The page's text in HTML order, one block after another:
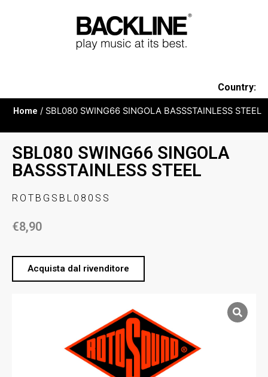
Country:
Home / SBL080 SWING66 SINGOLA BASSSTAINLESS STEEL
SBL080 SWING66 SINGOLA
BASSSTAINLESS STEEL
ROTBGSBL080SS
€8,90
Acquista dal rivenditore